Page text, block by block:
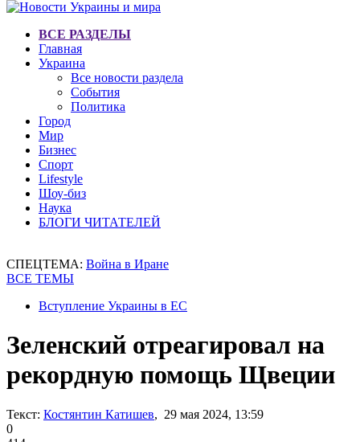
ВСЕ РАЗДЕЛЫ
Главная
Украина
Все новости раздела
События
Политика
Город
Мир
Бизнес
Спорт
Lifestyle
Шоу-биз
Наука
БЛОГИ ЧИТАТЕЛЕЙ
СПЕЦТЕМА: Война в Иране
ВСЕ ТЕМЫ
Вступление Украины в ЕС
Зеленский отреагировал на
рекордную помощь Щвеции
Текст: Костянтин Катишев, 29 мая 2024, 13:59
0